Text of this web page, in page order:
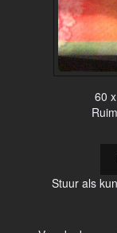
60
Stuur als